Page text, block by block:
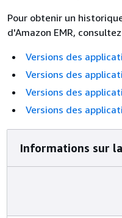
Pour obtenir un
d'Amazon EMR,
Versions des
Versions des
Versions des
Versions des
Informations sur